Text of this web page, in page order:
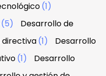
(1)
(5)
Desarrollo de
directiva(1)
Desarrollo
(1)
Desarrollo